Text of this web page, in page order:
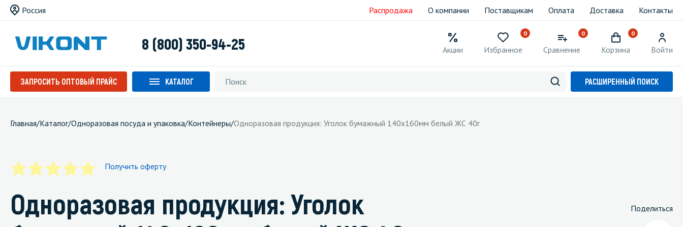
Россия Распродажа О компании Поставщикам Оплата Доставка Контакты
8 (800) 350-94-25 Акции
0
Избранное
0
Сравнение
0
Корзина Войти
ЗАПРОСИТЬ ОПТОВЫЙ ПРАЙС КАТАЛОГ РАСШИРЕННЫЙ ПОИСК
Главная/Каталог/Одноразовая посуда и упаковка/Контейнеры/Одноразовая продукция: Уголок бумажный 140х160мм белый ЖС 40г
Получить оферту
Поделиться
Одноразовая продукция: Уголок